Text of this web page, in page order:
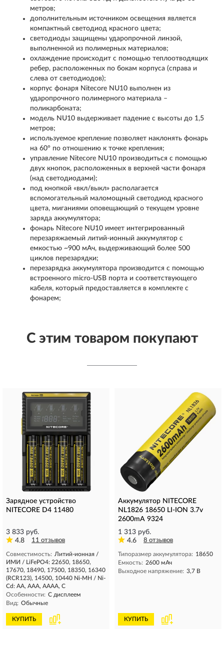
метров;
дополнительным источником освещения является
компактный светодиод красного цвета;
светодиоды защищены ударопрочной линзой,
выполненной из полимерных материалов;
охлаждение происходит с помощью теплоотводящих
ребер, расположенных по бокам корпуса (справа и
слева от светодиодов);
корпус фонаря Nitecore NU10 выполнен из
ударопрочного полимерного материала –
поликарбоната;
модель NU10 выдерживает падение с высоты до 1,5
метров;
используемое крепление позволяет наклонять фонарь
на 60° по отношению к точке крепления;
управление Nitecore NU10 производиться с помощью
двух кнопок, расположенных в верхней части фонаря
(над светодиодами);
под кнопкой «вкл/выкл» располагается
вспомогательный маломощный светодиод красного
цвета, миганиями оповещающий о текущем уровне
заряда аккумулятора;
фонарь Nitecore NU10 имеет интегрированный
перезаряжаемый литий-ионный аккумулятор с
емкостью ~900 мАч, выдерживающий более 500
циклов перезарядки;
перезарядка аккумулятора производится с помощью
встроенного micro-USB порта и соответствующего
кабеля, который предоставляется в комплекте с
фонарем;
С этим товаром покупают
Зарядное устройство
NITECORE D4 11480
3 833 руб.
4.8
11 отзывов
Совместимость: Литий-ионная /
ИМИ / LiFePO4: 22650, 18650,
17670, 18490, 17500, 18350, 16340
(RCR123), 14500, 10440 Ni-MH / Ni-
Cd: AA, AAA, AAAA, C
Особенности: С дисплеем
Вид: Обычные
КУПИТЬ
Аккумулятор NITECORE
NL1826 18650 LI-ION 3.7v
2600mA 9324
1 313 руб.
4.6
8 отзывов
Типоразмер аккумулятора: 18650
Емкость: 2600 мАч
Выходное напряжение: 3,7 В
КУПИТЬ